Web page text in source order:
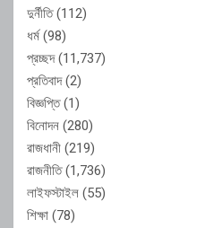
দুর্নীতি(112)
ধর্ম(98)
প্রচ্ছদ(11,737)
প্রতিবাদ(2)
বিজ্ঞপ্তি(1)
বিনোদন (280)
রাজধানী (219)
রাজনীতি(1,736)
লাইফস্টাইল (55)
শিক্ষা (78)